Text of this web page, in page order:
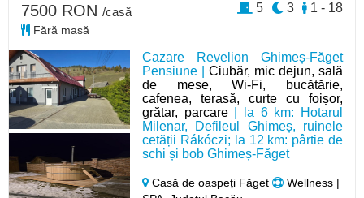
Cazare Revelion Ghimeș-Făget
Pensiune |Ciubăr, mic dejun, sală
de mese, Wi-Fi, bucătărie,
cafenea, terasă, curte cu foișor,
grătar, parcare| la 6 km: Hotarul
Milenar, Defileul Ghimeș, ruinele
cetății Rákóczi; la 12 km: pârtie de
schi și bob Ghimeș-Făget
Casă de oaspeți Făget
Wellness |
7500 RON /casă
Fără masă
1 - 18
3
5